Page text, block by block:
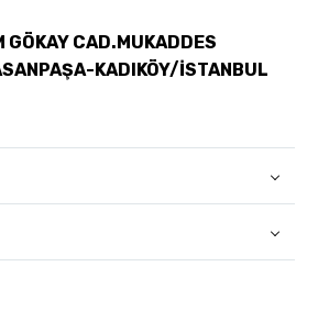
GÖKAY CAD.MUKADDES
KADIKÖY/İSTANBUL